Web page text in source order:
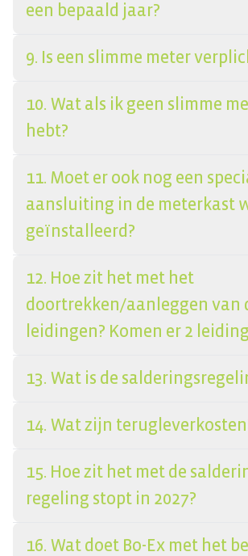
een bepaald jaar?
9. Is een slimme meter
10. Wat als ik geen slimme
hebt?
11. Moet er ook nog een
aansluiting in de meterkast
geïnstalleerd?
12. Hoe zit het met het
doortrekken/aanleggen van
leidingen? Komen er 2
13. Wat is de
14. Wat zijn
15. Hoe zit het met de
regeling stopt in 2027?
16. Wat doet Bo-Ex met het